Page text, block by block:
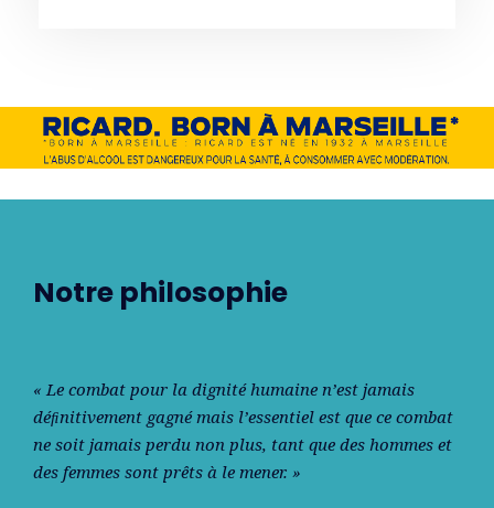
Notre philosophie
« Le combat pour la dignité humaine n’est jamais
déﬁnitivement gagné mais l’essentiel est que ce combat
ne soit jamais perdu non plus, tant que des hommes et
des femmes sont prêts à le mener. »